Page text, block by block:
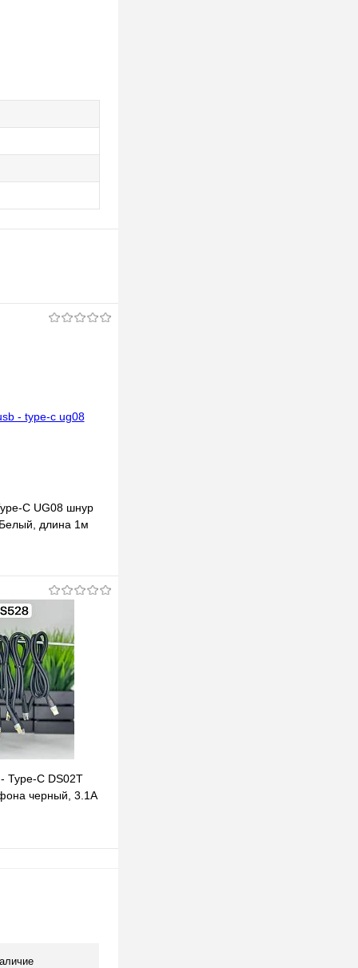
C UG08 шнур
длина 1м
корзину
К сравнению
В наличии
Type-C DS02T
черный, 3.1A